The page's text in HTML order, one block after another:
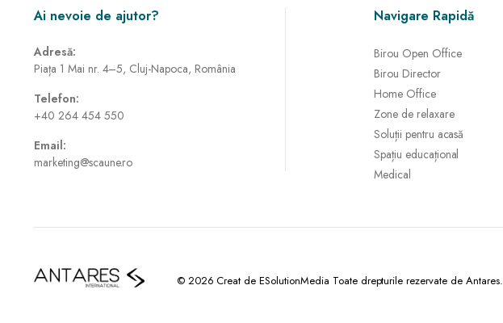
Ai nevoie de ajutor?
Adresă:
Piața 1 Mai nr. 4–5, Cluj-Napoca, România
Telefon:
+40 264 454 550
Email:
marketing@scaune.ro
Navigare Rapidă
Birou Open Office
Birou Director
Home Office
Zone de relaxare
Soluții pentru acasă
Spațiu educațional
Medical
© 2026 Creat de ESolutionMedia Toate drepturile rezervate de Antares.